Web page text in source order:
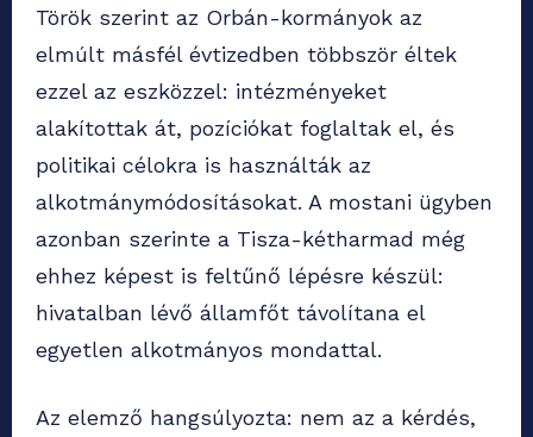
Török szerint az Orbán-kormányok az
elmúlt másfél évtizedben többször éltek
ezzel az eszközzel: intézményeket
alakítottak át, pozíciókat foglaltak el, és
politikai célokra is használták az
alkotmánymódosításokat. A mostani ügyben
azonban szerinte a Tisza-kétharmad még
ehhez képest is feltűnő lépésre készül:
hivatalban lévő államfőt távolítana el
egyetlen alkotmányos mondattal.
Az elemző hangsúlyozta: nem az a kérdés,